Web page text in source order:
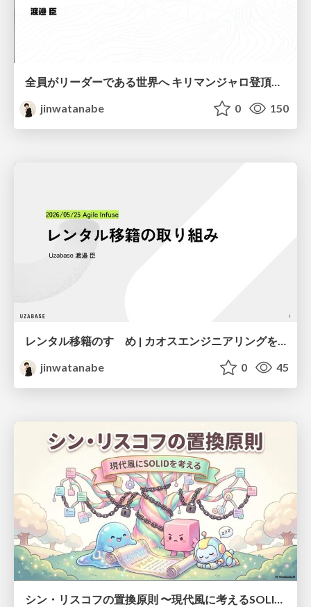
全員がリーダーである世界へ キリマンジャロ登頂とシェアド・リーダー
jinwatanabe
0 150
jinwatanabe
0 45
シン・リスコフの置換原則 〜現代風に考えるSOLIDの原則〜